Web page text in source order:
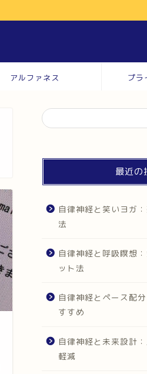
アルファネス プラ
最近の
自律神経と笑いヨガ
法
自律神経と呼吸瞑想
ット法
自律神経とペース配
すすめ
自律神経と未来設計
軽減